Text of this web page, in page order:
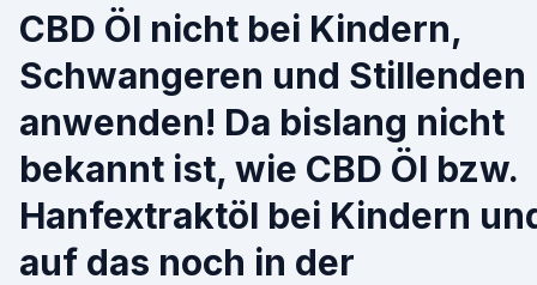
CBD Öl nicht bei Kindern,
Schwangeren und Stillenden
anwenden! Da bislang nicht
bekannt ist, wie CBD Öl bzw.
Hanfextraktöl bei Kindern
auf das noch in der